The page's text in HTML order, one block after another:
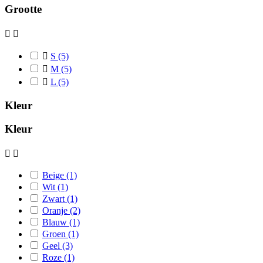
Grootte
 
 S (5)
 M (5)
 L (5)
Kleur
Kleur
 
Beige (1)
Wit (1)
Zwart (1)
Oranje (2)
Blauw (1)
Groen (1)
Geel (3)
Roze (1)